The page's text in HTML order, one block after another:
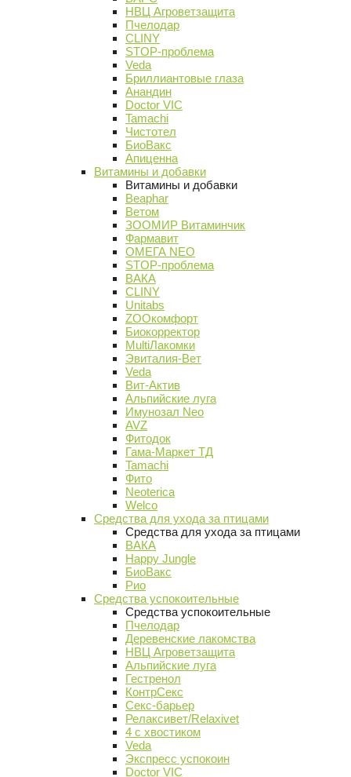
НВЦ Агроветзащита
Пчелодар
CLINY
STOP-проблема
Veda
Бриллиантовые глаза
Анандин
Doctor VIC
Tamachi
Чистотел
БиоВакс
Апиценна
Витамины и добавки
Витамины и добавки
Beaphar
Ветом
ЗООМИР Витаминчик
Фармавит
ОМЕГА NEO
STOP-проблема
ВАКА
CLINY
Unitabs
ZOOкомфорт
Биокорректор
MultiЛакомки
Эвиталия-Вет
Veda
Вит-Актив
Альпийские луга
Имунозал Neo
AVZ
Фитодок
Гама-Маркет ТД
Tamachi
Фито
Neoterica
Welco
Средства для ухода за птицами
Средства для ухода за птицами
ВАКА
Happy Jungle
БиоВакс
Рио
Средства успокоительные
Средства успокоительные
Пчелодар
Деревенские лакомства
НВЦ Агроветзащита
Альпийские луга
Гестренол
КонтрСекс
Секс-барьер
Релаксивет/Relaxivet
4 с хвостиком
Veda
Экспресс успокоин
Doctor VIC